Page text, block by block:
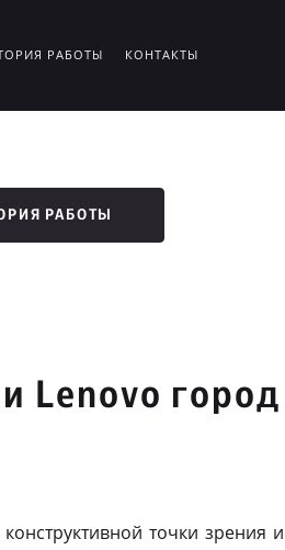
РАБОТЫ КОНТАКТЫ
РАБОТЫ
Lenovo город
точки зрения и